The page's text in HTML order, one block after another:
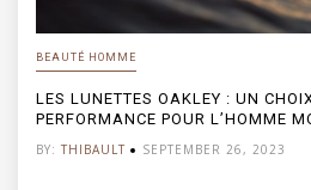
BEAUTÉ HOMME
LES LUNETTES OAKLEY : UN
PERFORMANCE POUR L’HOMME
BY: THIBAULT SEPTEMBER 26, 2023